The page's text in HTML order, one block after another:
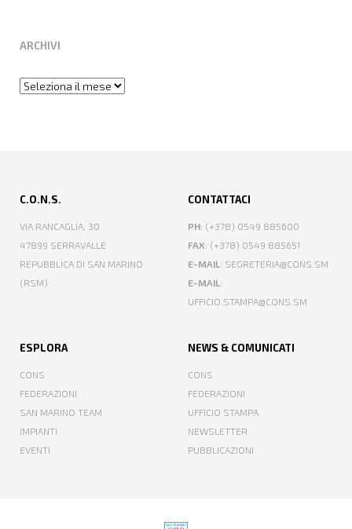
ARCHIVI
Archivi
C.O.N.S.
VIA RANCAGLIA, 30
47899 SERRAVALLE
REPUBBLICA DI SAN MARINO
(RSM)
CONTATTACI
PH: (+378) 0549 885600
FAX: (+378) 0549 885651
E-MAIL : SEGRETERIA@CONS.SM
E-MAIL :
UFFICIO.STAMPA@CONS.SM
ESPLORA
CONS
FEDERAZIONI
SAN MARINO TEAM
IMPIANTI
EVENTI
NEWS & COMUNICATI
CONS
FEDERAZIONI
UFFICIO STAMPA
NEWSLETTER
PUBBLICAZIONI